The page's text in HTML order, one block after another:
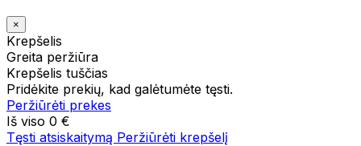
×
Krepšelis
Greita peržiūra
Krepšelis tuščias
Pridėkite prekių, kad galėtumėte tęsti.
Peržiūrėti prekes
Iš viso 0 €
Tęsti atsiskaitymą Peržiūrėti krepšelį